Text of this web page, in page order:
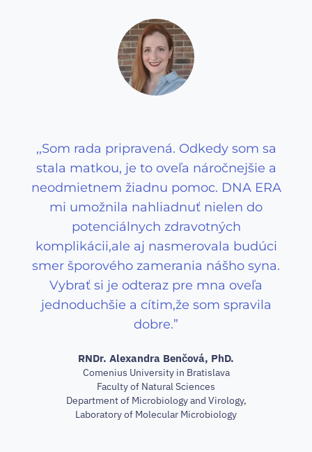
,,Som rada pripravená. Odkedy som sa
stala matkou, je to oveľa náročnejšie a
neodmietnem žiadnu pomoc. DNA ERA
mi umožnila nahliadnuť nielen do
potenciálnych zdravotných
komplikácii,ale aj nasmerovala budúci
smer šporového zamerania nášho syna.
Vybrať si je odteraz pre mna oveľa
jednoduchšie a cítim,že som spravila
dobre.”
RNDr. Alexandra Benčová, PhD.
Comenius University in Bratislava
Faculty of Natural Sciences
Department of Microbiology and Virology,
Laboratory of Molecular Microbiology